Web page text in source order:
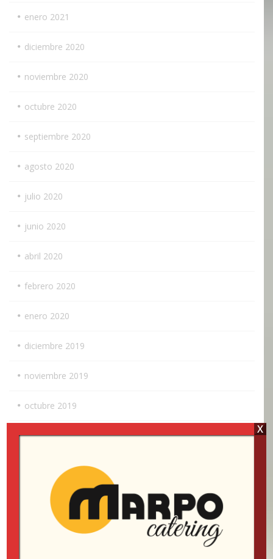
enero 2021
diciembre 2020
noviembre 2020
octubre 2020
septiembre 2020
agosto 2020
julio 2020
junio 2020
abril 2020
febrero 2020
enero 2020
diciembre 2019
noviembre 2019
octubre 2019
julio 2019
mayo 2019
abril 2019
X